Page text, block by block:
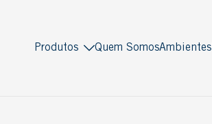
Produtos Quem SomosAmbientes